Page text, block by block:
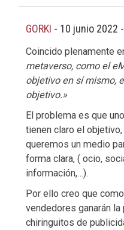
GORKI - 10 junio 2022
Coincido plenamente
metaverso, como el
objetivo en sí mismo,
objetivo.»
El problema es que
tienen claro el
queremos un medio
forma clara, ( ocio,
información,…).
Por ello creo que
vendedores ganarán
chiringuitos de